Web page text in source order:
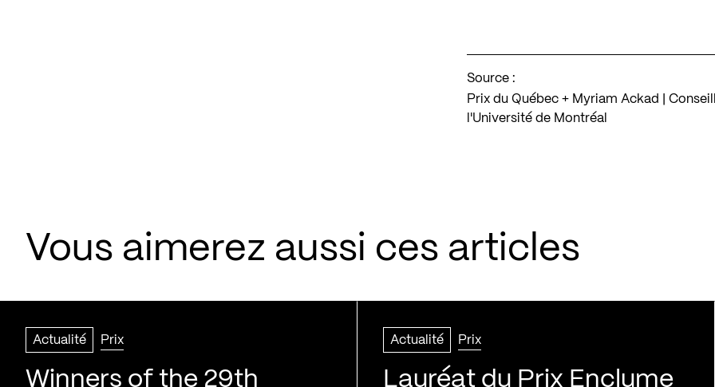
Source :
Prix du Québec + Myriam Ackad |
l'Université de Montréal
Vous aimerez aussi ces articles
Actualité Prix
Winners of the 29th
Actualité Prix
Lauréat du Prix Enclume